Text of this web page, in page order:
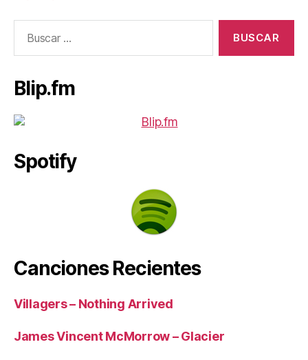
Blip.fm
Spotify
Canciones Recientes
Villagers – Nothing Arrived
James Vincent McMorrow – Glacier